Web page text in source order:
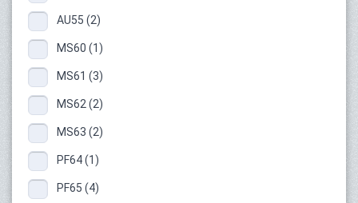
AU55 (2)
MS60 (1)
MS61 (3)
MS62 (2)
MS63 (2)
PF64 (1)
PF65 (4)